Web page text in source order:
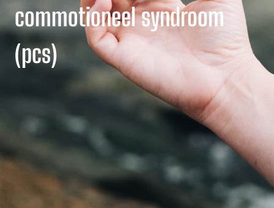
commotioneel syndroom
(pcs)